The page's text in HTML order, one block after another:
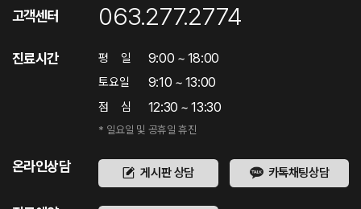
고객센터 063.277.2774
진료시간 평 일 9:00 ~ 18:00
토요일 9:10 ~ 13:00
점 심 12:30 ~ 13:30
* 일요일 및 공휴일 휴진
온라인상담 게시판 상담 카톡채팅상담